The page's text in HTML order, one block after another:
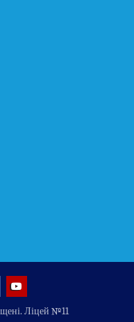
Ліцей №11